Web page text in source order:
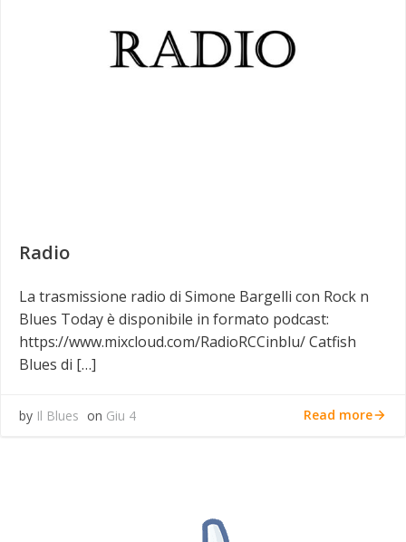
Radio
La trasmissione radio di Simone Bargelli con Rock n
Blues Today è disponibile in formato podcast:
https://www.mixcloud.com/RadioRCCinblu/ Catfish
Blues di […]
by Il Blues on Giu 4 Read more